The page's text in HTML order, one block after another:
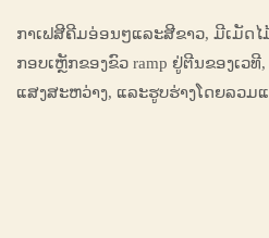
ກາເຟສີຄີມອ່ອນໆແລະສີຂາວ, ມີເມັດໄ
ກອບເຫຼັກຂອງຂົວ ramp ຢູ່ຕີນຂອງເວ
ແສງສະຫວ່າງ, ແລະຮູບຮ່າງໂດຍລວມ